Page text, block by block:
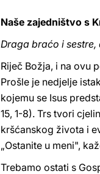
Naše zajedništvo s
Draga braćo i
Riječ Božja, i na ovu
Prošle je nedjelje
kojemu se Isus
15, 1-8). Trs tvori
kršćanskog života i
„Ostanite u meni",
Trebamo ostati s